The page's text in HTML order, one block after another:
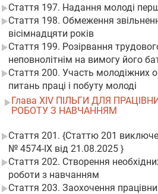
Стаття 197. Надання молоді
Стаття 198. Обмеження
вісімнадцяти років
Стаття 199. Розірвання
неповнолітнім на вимогу його
Стаття 200. Участь молодіжних
питань праці і побуту молоді
Глава XIV ПІЛЬГИ ДЛЯ
РОБОТУ З НАВЧАННЯМ
Стаття 201. {Статтю 201
№ 4574-IX від 21.08.2025 }
Стаття 202. Створення
роботи з навчанням
Стаття 203. Заохочення